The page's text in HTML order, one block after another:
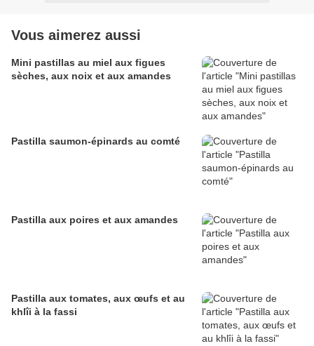
Vous aimerez aussi
Mini pastillas au miel aux figues
sèches, aux noix et aux amandes
Pastilla saumon-épinards au comté
Pastilla aux poires et aux amandes
Pastilla aux tomates, aux œufs et au
khlîi à la fassi